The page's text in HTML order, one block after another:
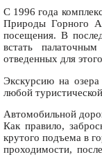
С 1996 года
Природы Горного
посещения. В
встать
отведенных для
Экскурсию на
любой
Автомобильной
Как правило,
крутого подъема в
проходимости,